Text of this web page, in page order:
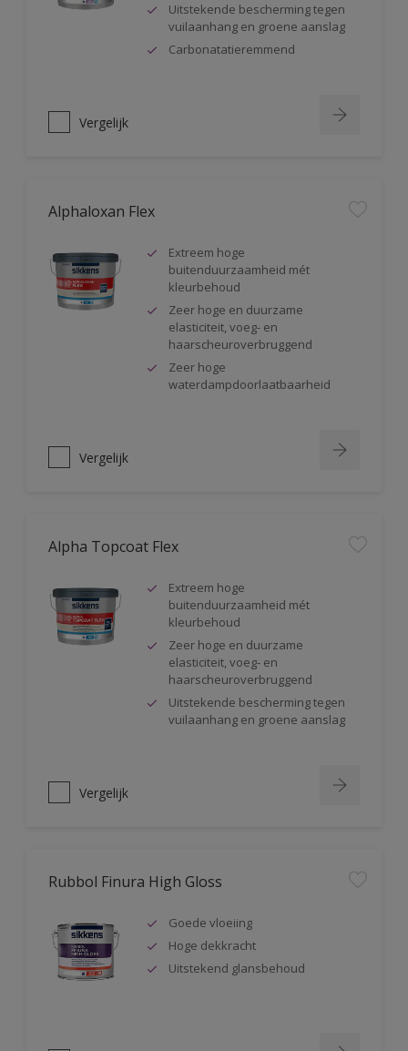
Uitstekende bescherming tegen
vuilaanhang en groene aanslag
Carbonatatieremmend
Vergelijk
Alphaloxan Flex
Extreem hoge
buitenduurzaamheid mét
kleurbehoud
Zeer hoge en duurzame
elasticiteit, voeg- en
haarscheuroverbruggend
Zeer hoge
waterdampdoorlaatbaarheid
Vergelijk
Alpha Topcoat Flex
Extreem hoge
buitenduurzaamheid mét
kleurbehoud
Zeer hoge en duurzame
elasticiteit, voeg- en
haarscheuroverbruggend
Uitstekende bescherming tegen
vuilaanhang en groene aanslag
Vergelijk
Rubbol Finura High Gloss
Goede vloeiing
Hoge dekkracht
Uitstekend glansbehoud